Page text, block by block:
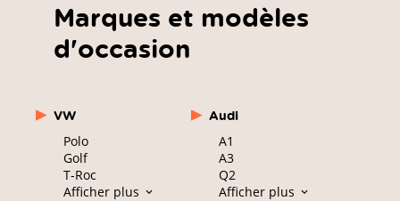
Marques et modèles
d'occasion
VW
Polo
Golf
T-Roc
Afficher plus
Audi
A1
A3
Q2
Afficher plus